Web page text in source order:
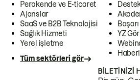
Perakende ve E-ticaret
Ajanslar
SaaS ve B2B Teknolojisi
Sağlık Hizmeti
Yerel işletme
Tüm sektörleri gör
YZ
BILETINIZI